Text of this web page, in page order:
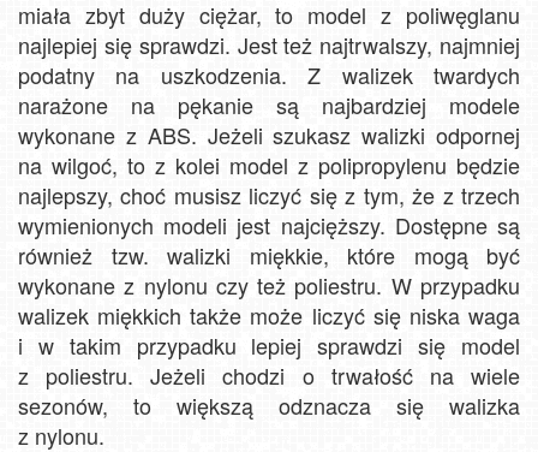
miała zbyt duży ciężar, to model z poliwęglanu
najlepiej się sprawdzi. Jest też najtrwalszy, najmniej
podatny na uszkodzenia. Z walizek twardych
narażone na pękanie są najbardziej modele
wykonane z ABS. Jeżeli szukasz walizki odpornej
na wilgoć, to z kolei model z polipropylenu będzie
najlepszy, choć musisz liczyć się z tym, że z trzech
wymienionych modeli jest najcięższy. Dostępne są
również tzw. walizki miękkie, które mogą być
wykonane z nylonu czy też poliestru. W przypadku
walizek miękkich także może liczyć się niska waga
i w takim przypadku lepiej sprawdzi się model
z poliestru. Jeżeli chodzi o trwałość na wiele
sezonów, to większą odznacza się walizka
z nylonu.